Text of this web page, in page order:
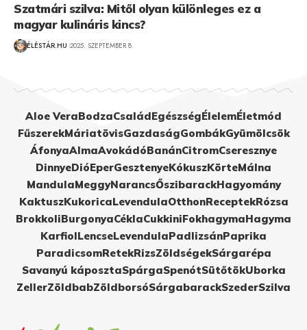
Szatmári szilva: Mitől olyan különleges ez a
magyar kulináris kincs?
ÉLÉSTÁR.HU 2025. SZEPTEMBER 8.
Aloe VeraBodzaCsaládEgészségÉlelemÉletmód
FűszerekMáriatövisGazdaságGombákGyümölcsök
ÁfonyaAlmaAvokádóBanánCitromCseresznye
DinnyeDióEperGesztenyeKókuszKörteMálna
MandulaMeggyNarancsŐszibarackHagyomány
KaktuszKukoricaLevendulaOtthonReceptekRózsa
BrokkoliBurgonyaCéklaCukkiniFokhagymaHagyma
KarfiolLencseLevendulaPadlizsánPaprika
ParadicsomRetekRizsZöldségekSárgarépa
Savanyú káposztaSpárgaSpenótSütőtökUborka
ZellerZöldbabZöldborsóSárgabarackSzederSzilva